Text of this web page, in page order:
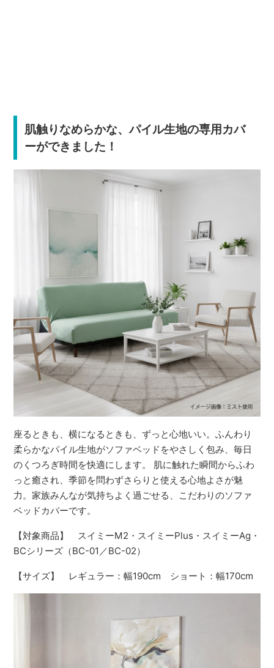
肌触りなめらかな、パイル生地の専用カバ
ーができました！
座るときも、横になるときも、ずっと心地いい。ふんわり
柔らかなパイル生地がソファベッドをやさしく包み、毎日
のくつろぎ時間を快適にします。 肌に触れた瞬間からふわ
っと癒され、季節を問わずさらりと使える心地よさが魅
力。家族みんなが気持ちよく過ごせる、こだわりのソファ
ベッドカバーです。
【対象商品】 スイミーM2・スイミーPlus・スイミーAg・
BCシリーズ（BC-01／BC-02）
【サイズ】 レギュラー：幅190cm ショート：幅170cm